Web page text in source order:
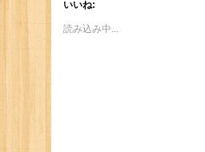
いいね:
読み込み中...